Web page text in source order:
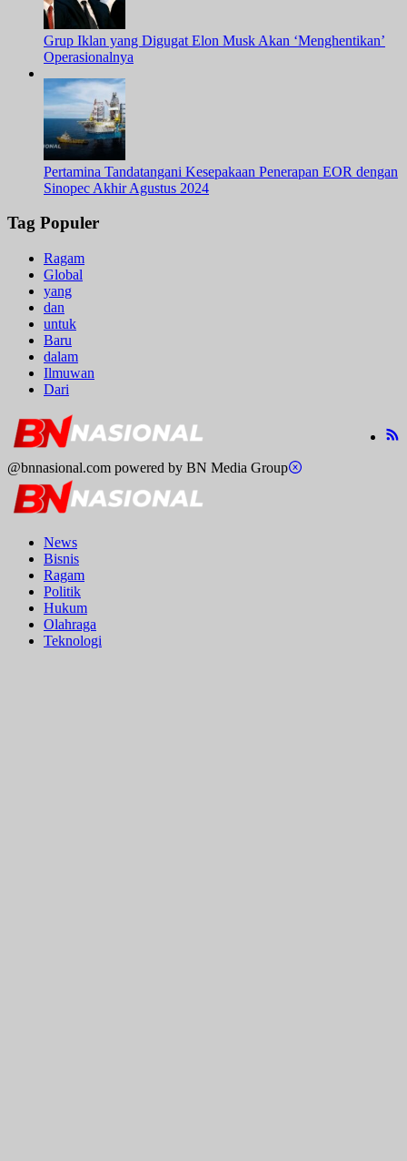
Grup Iklan yang Digugat Elon Musk Akan ‘Menghentikan’
Operasionalnya
Pertamina Tandatangani Kesepakaan Penerapan EOR dengan
Sinopec Akhir Agustus 2024
Tag Populer
Ragam
Global
yang
dan
untuk
Baru
dalam
Ilmuwan
Dari
@bnnasional.com powered by BN Media Group
News
Bisnis
Ragam
Politik
Hukum
Olahraga
Teknologi